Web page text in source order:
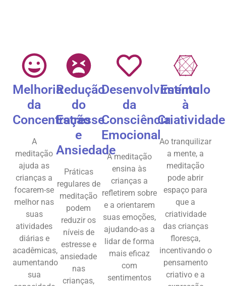
Melhoria
da
Concentração
A
meditação
ajuda as
crianças a
focarem-se
melhor nas
suas
atividades
diárias e
acadêmicas,
aumentando
sua
Redução
do
Estresse
e
Ansiedade
Práticas
regulares de
meditação
podem
reduzir os
níveis de
estresse e
ansiedade
nas
crianças,
Desenvolvimento
da
Consciência
Emocional
A meditação
ensina às
crianças a
refletirem sobre
e a orientarem
suas emoções,
ajudando-as a
lidar de forma
mais eficaz
com
sentimentos
Estímulo
à
Criatividade
Ao tranquilizar
a mente, a
meditação
pode abrir
espaço para
que a
criatividade
das crianças
floresça,
incentivando o
pensamento
criativo e a